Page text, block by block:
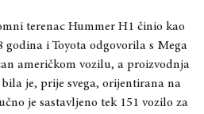
terenac Hummer H1 činio kao
i Toyota odgovorila s Mega
američkom vozilu, a proizvodnja
je, prije svega, orijentirana na
je sastavljeno tek 151 vozilo za